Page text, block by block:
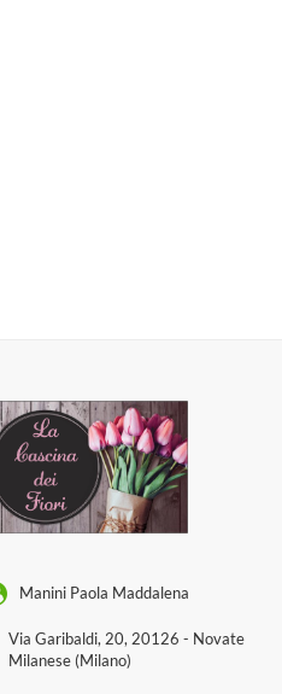
Manini Paola Maddalena
Via Garibaldi, 20, 20126 - Novate
Milanese (Milano)